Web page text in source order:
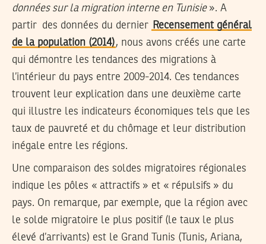
données sur la migration interne en Tunisie». A
partir des données du dernier Recensement général
de la population (2014), nous avons créés une carte
qui démontre les tendances des migrations à
l’intérieur du pays entre 2009-2014. Ces tendances
trouvent leur explication dans une deuxième carte
qui illustre les indicateurs économiques tels que les
taux de pauvreté et du chômage et leur distribution
inégale entre les régions.
Une comparaison des soldes migratoires régionales
indique les pôles « attractifs » et « répulsifs » du
pays. On remarque, par exemple, que la région avec
le solde migratoire le plus positif (le taux le plus
élevé d’arrivants) est le Grand Tunis (Tunis, Ariana,